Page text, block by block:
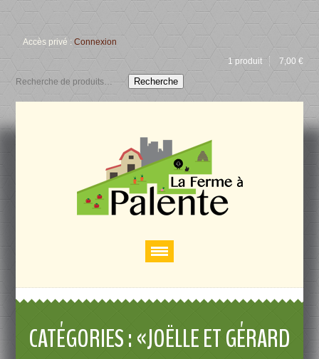
Accès privé :Connexion
1 produit
7,00 €
Recherche
CATÉGORIES : «JOËLLE ET GÉRARD